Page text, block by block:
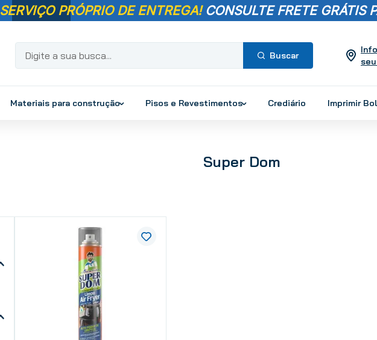
SERVIÇO PRÓPRIO DE ENTREGA! CONSULTE FRETE GRÁTIS
Digite a sua busca...
Materiais para construção Pisos e Revestimentos Crediário Imprimir
Super Dom
Termos mais
4 º
revestimento